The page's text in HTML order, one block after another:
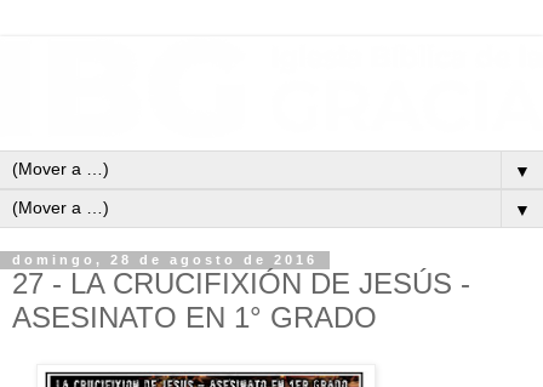
▼
▼
domingo, 28 de agosto de 2016
27 - LA CRUCIFIXIÓN DE JESÚS -
ASESINATO EN 1° GRADO